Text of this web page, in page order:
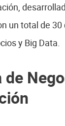
un total de
y Big Data.